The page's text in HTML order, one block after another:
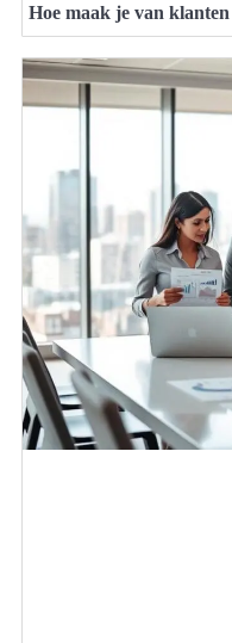
Hoe maak je van